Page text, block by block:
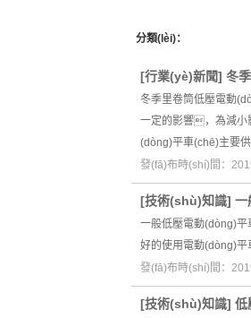
分類(lèi)：
[行業(yè)新聞] 冬
冬季里卷筒低壓電動
一定的影響，為減
(dòng)平車(chē)主要供
發(fā)布時(shí)間：
[技術(shù)知識] 一
一般低壓電動(dòng)
好的使用電動(dòng)
發(fā)布時(shí)間：
[技術(shù)知識] 低